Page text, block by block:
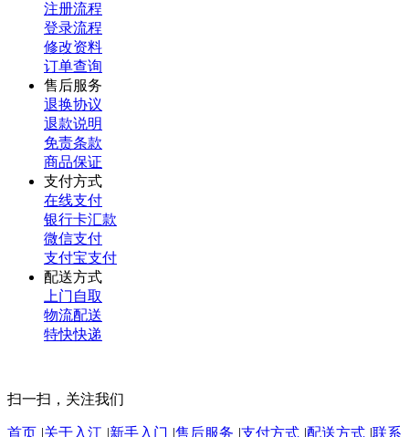
注册流程
登录流程
修改资料
订单查询
售后服务
退换协议
退款说明
免责条款
商品保证
支付方式
在线支付
银行卡汇款
微信支付
支付宝支付
配送方式
上门自取
物流配送
特快快递
扫一扫，关注我们
首页 |关于入江 |新手入门 |售后服务 |支付方式 |配送方式 |联系